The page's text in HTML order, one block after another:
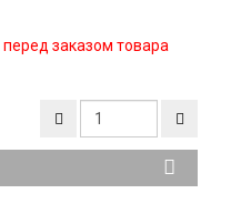
заказом товара